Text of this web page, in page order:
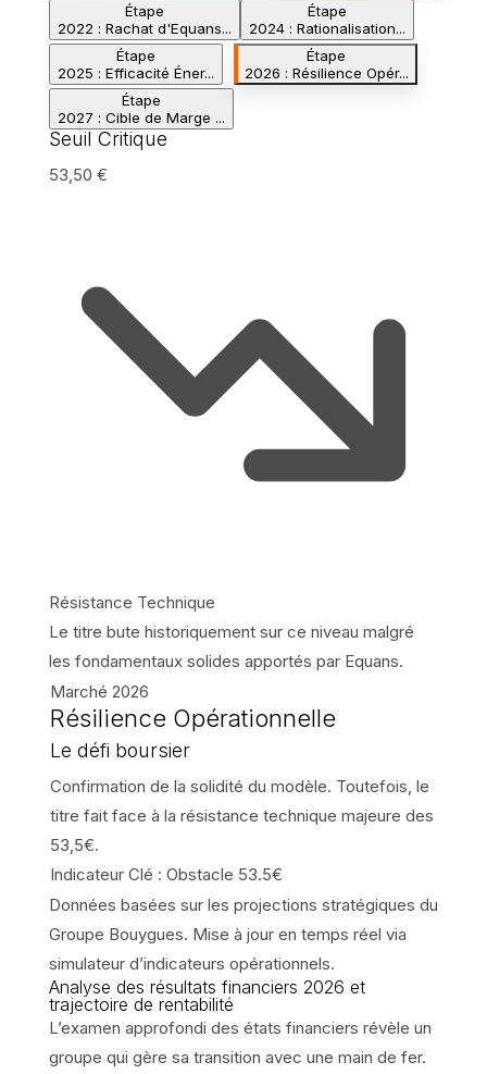
Étape
2022 : Rachat d'Equans...
Étape
2024 : Rationalisation...
Étape
2025 : Efficacité Éner...
Étape
2026 : Résilience Opér...
Étape
2027 : Cible de Marge ...
Seuil Critique
53,50 €
Résistance Technique
Le titre bute historiquement sur ce niveau malgré
les fondamentaux solides apportés par Equans.
Marché 2026
Résilience Opérationnelle
Le défi boursier
Confirmation de la solidité du modèle. Toutefois, le
titre fait face à la résistance technique majeure des
53,5€.
Indicateur Clé : Obstacle 53.5€
Données basées sur les projections stratégiques du
Groupe Bouygues. Mise à jour en temps réel via
simulateur d’indicateurs opérationnels.
Analyse des résultats financiers 2026 et
trajectoire de rentabilité
L’examen approfondi des états financiers révèle un
groupe qui gère sa transition avec une main de fer.